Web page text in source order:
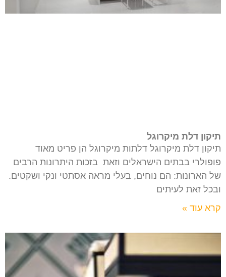
תיקון דלת מיקרוגל
תיקון דלת מיקרוגל דלתות מיקרוגל הן פריט מאוד
פופולרי בבתים הישראלים וזאת בזכות היתרונות הרבים
של הארונות: הם נוחים, בעלי מראה אסתטי ונקי ושקטים.
ובכל זאת לעיתים
קרא עוד »